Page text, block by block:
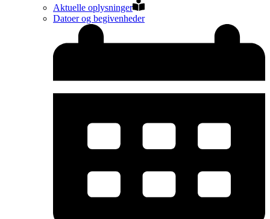
Aktuelle oplysninger
Datoer og begivenheder